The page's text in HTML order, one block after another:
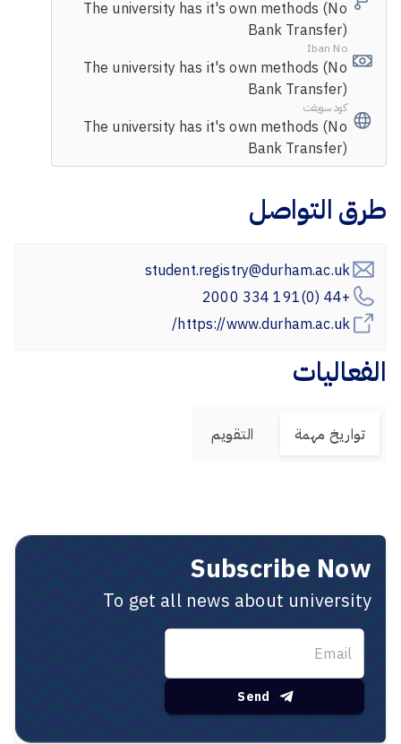
The university has it's own methods (No
Bank Transfer)
Iban No
The university has it's own methods (No
Bank Transfer)
كود سويفت
The university has it's own methods (No
Bank Transfer)
طرق التواصل
student.registry@durham.ac.uk
+44 (0)191 334 2000
https://www.durham.ac.uk/
الفعاليات
تواريخ مهمة التقويم
Subscribe Now
To get all news about university
Send